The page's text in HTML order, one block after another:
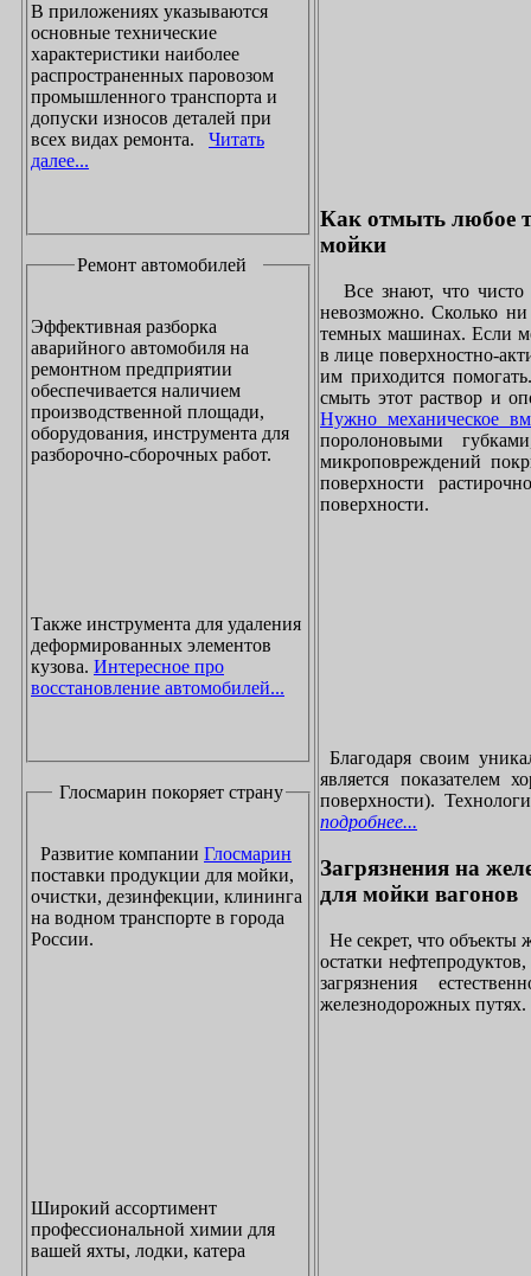
В приложениях указываются
основные технические
характеристики наиболее
распространенных паровозом
промышленного транспорта и
допуски износов деталей при
всех видах ремонта. Читать
далее...
Ремонт автомобилей
Эффективная разборка
аварийного автомобиля на
ремонтном предприятии
обеспечивается наличием
производственной площади,
оборудования, инструмента для
разборочно-сборочных работ.
Также инструмента для удаления
деформированных элементов
кузова. Интересное про
восстановление автомобилей...
Глосмарин покоряет страну
Развитие компании Глосмарин
поставки продукции для мойки,
очистки, дезинфекции, клининга
на водном транспорте в города
России.
Широкий ассортимент
профессиональной химии для
вашей яхты, лодки, катера
Как отмыть любое
мойки
Все знают, что чисто
невозможно. Сколько
темных машинах. Если
в лице поверхностно-
им приходится
смыть этот раствор и
Нужно механическое
поролоновыми
микроповреждений
поверхности
поверхности.
Благодаря своим
является показателем
поверхности).
подробнее...
Загрязнения на
для мойки вагонов
Не секрет, что объекты
остатки нефтепродуктов,
загрязнения
железнодорожных путях.